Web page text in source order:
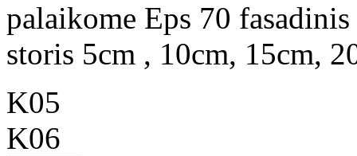
palaikome Eps 70
storis 5cm , 10cm, 15cm,
K05
K06